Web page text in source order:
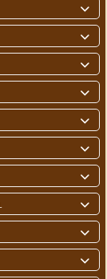









